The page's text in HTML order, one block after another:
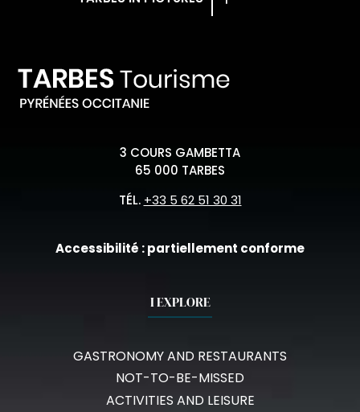
3 COURS GAMBETTA
65 000 TARBES
TÉL. +33 5 62 51 30 31
Accessibilité : partiellement conforme
I EXPLORE
GASTRONOMY AND RESTAURANTS
NOT-TO-BE-MISSED
ACTIVITIES AND LEISURE